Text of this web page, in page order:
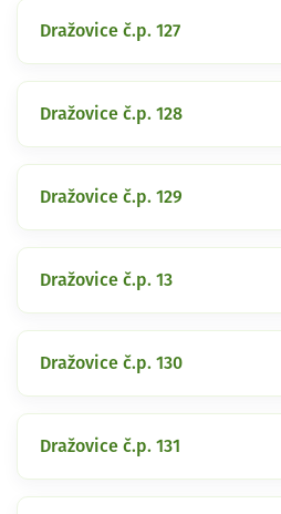
Dražovice č.p. 127
Dražovice č.p. 128
Dražovice č.p. 129
Dražovice č.p. 13
Dražovice č.p. 130
Dražovice č.p. 131